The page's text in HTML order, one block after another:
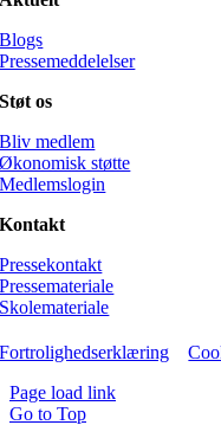
Blogs
Pressemeddelelser
Støt os
Bliv medlem
Økonomisk støtte
Medlemslogin
Kontakt
Pressekontakt
Pressemateriale
Skolemateriale
Fortrolighedserklæring
Page load link
Go to Top